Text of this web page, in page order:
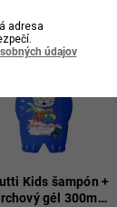
Kids šampón +
gél 300ml
adresa
údajov